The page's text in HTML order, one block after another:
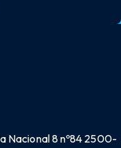
Nacional 8 nº84 2500-